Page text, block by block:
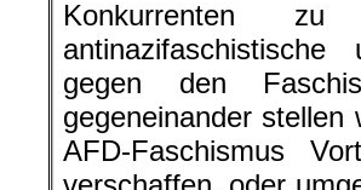
Konkurrenten
antinazifaschistische
gegen den
gegeneinander
AFD-Faschismus